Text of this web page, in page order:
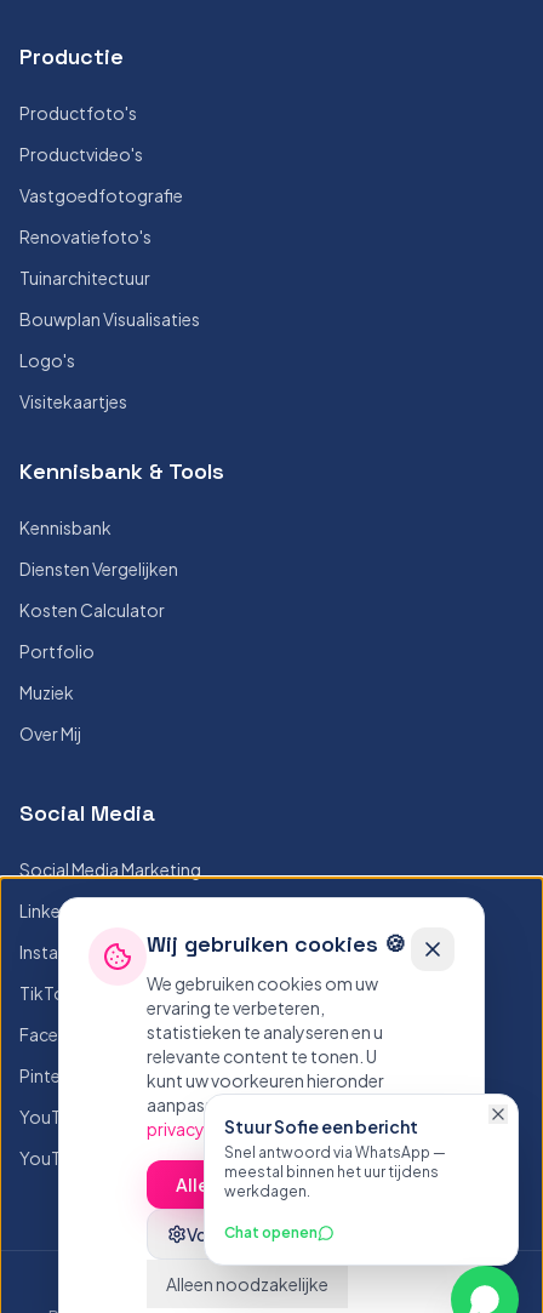
Productie
Productfoto's
Productvideo's
Vastgoedfotografie
Renovatiefoto's
Tuinarchitectuur
Bouwplan Visualisaties
Logo's
Visitekaartjes
Kennisbank & Tools
Kennisbank
Diensten Vergelijken
Kosten Calculator
Portfolio
Muziek
Over Mij
Social Media
Social Media Marketing
LinkedIn Posts
Instagram Posts
TikTok Posts
Facebook Posts
Pinterest Posts
YouTube Posts
YouTube Thumbnails
Sofie.be - Alle rechten voorbehouden
Stuur Sofie een bericht
Snel antwoord via WhatsApp —
meestal binnen het uur tijdens
werkdagen.
Chat openen
Wij gebruiken cookies 🍪
We gebruiken cookies om uw
ervaring te verbeteren,
statistieken te analyseren en u
relevante content te tonen. U
kunt uw voorkeuren hieronder
aanpassen.
privacybeleid
Alles accepteren
Voorkeuren
Alleen noodzakelijke